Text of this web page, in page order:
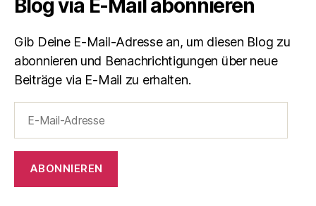
Blog via E-Mail abonnieren
Gib Deine E-Mail-Adresse an, um diesen Blog zu
abonnieren und Benachrichtigungen über neue
Beiträge via E-Mail zu erhalten.
Mail-
Adresse
ABONNIEREN